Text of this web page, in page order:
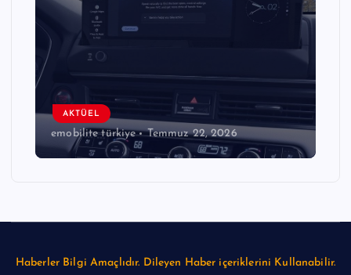
AKTÜEL
emobilite türkiye Temmuz 22, 2026
Haberler Bilgi Amaçlıdır. Dileyen Haber içeriklerini Kullanabilir.